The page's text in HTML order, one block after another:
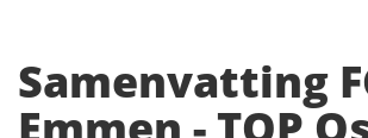
Samenvatting